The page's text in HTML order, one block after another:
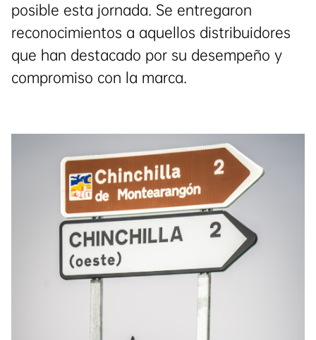
posible esta jornada. Se entregaron
reconocimientos a aquellos distribuidores
que han destacado por su desempeño y
compromiso con la marca.